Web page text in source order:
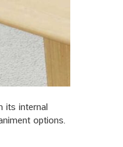
its internal
options.